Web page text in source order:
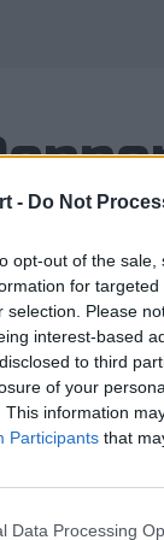
- Do Not
opt-out of the
for
selection. Please
interest-based
to third
of your
This information
Participants that
Data Processing
jednak